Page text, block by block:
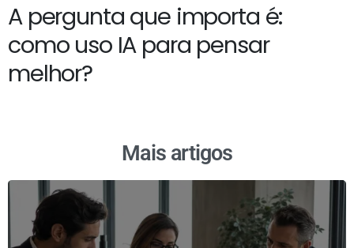
A pergunta que importa é:
como uso IA para pensar
melhor?
Mais artigos